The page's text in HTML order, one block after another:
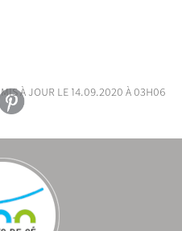
mis à jour le 14.09.2020 à 03h06